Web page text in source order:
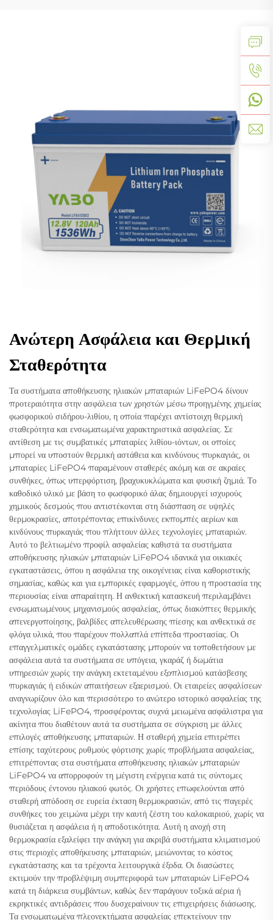
Ανώτερη Ασφάλεια και Θερμική
Σταθερότητα
Τα συστήματα αποθήκευσης ηλιακών μπαταριών LiFePO4 δίνουν
προτεραιότητα στην ασφάλεια των χρηστών μέσω προηγμένης χημείας
φωσφορικού σιδήρου-λιθίου, η οποία παρέχει αντίστοιχη θερμική
σταθερότητα και ενσωματωμένα χαρακτηριστικά ασφαλείας. Σε
αντίθεση με τις συμβατικές μπαταρίες λιθίου-ιόντων, οι οποίες
μπορεί να υποστούν θερμική αστάθεια και κινδύνους πυρκαγιάς, οι
μπαταρίες LiFePO4 παραμένουν σταθερές ακόμη και σε ακραίες
συνθήκες, όπως υπερφόρτιση, βραχυκυκλώματα και φυσική ζημιά. Το
καθοδικό υλικό με βάση το φωσφορικό άλας δημιουργεί ισχυρούς
χημικούς δεσμούς που αντιστέκονται στη διάσπαση σε υψηλές
θερμοκρασίες, αποτρέποντας επικίνδυνες εκπομπές αερίων και
κινδύνους πυρκαγιάς που πλήττουν άλλες τεχνολογίες μπαταριών.
Αυτό το βελτιωμένο προφίλ ασφαλείας καθιστά τα συστήματα
αποθήκευσης ηλιακών μπαταριών LiFePO4 ιδανικά για οικιακές
εγκαταστάσεις, όπου η ασφάλεια της οικογένειας είναι καθοριστικής
σημασίας, καθώς και για εμπορικές εφαρμογές, όπου η προστασία της
περιουσίας είναι απαραίτητη. Η ανθεκτική κατασκευή περιλαμβάνει
ενσωματωμένους μηχανισμούς ασφαλείας, όπως διακόπτες θερμικής
απενεργοποίησης, βαλβίδες απελευθέρωσης πίεσης και ανθεκτικά σε
φλόγα υλικά, που παρέχουν πολλαπλά επίπεδα προστασίας. Οι
επαγγελματικές ομάδες εγκατάστασης μπορούν να τοποθετήσουν με
ασφάλεια αυτά τα συστήματα σε υπόγεια, γκαράζ ή δωμάτια
υπηρεσιών χωρίς την ανάγκη εκτεταμένου εξοπλισμού κατάσβεσης
πυρκαγιάς ή ειδικών απαιτήσεων εξαερισμού. Οι εταιρείες ασφαλίσεων
αναγνωρίζουν όλο και περισσότερο το ανώτερο ιστορικό ασφαλείας της
τεχνολογίας LiFePO4, προσφέροντας συχνά μειωμένα ασφάλιστρα για
ακίνητα που διαθέτουν αυτά τα συστήματα σε σύγκριση με άλλες
επιλογές αποθήκευσης μπαταριών. Η σταθερή χημεία επιτρέπει
επίσης ταχύτερους ρυθμούς φόρτισης χωρίς προβλήματα ασφαλείας,
επιτρέποντας στα συστήματα αποθήκευσης ηλιακών μπαταριών
LiFePO4 να απορροφούν τη μέγιστη ενέργεια κατά τις σύντομες
περιόδους έντονου ηλιακού φωτός. Οι χρήστες επωφελούνται από
σταθερή απόδοση σε ευρεία έκταση θερμοκρασιών, από τις παγερές
συνθήκες του χειμώνα μέχρι την καυτή ζέστη του καλοκαιριού, χωρίς να
θυσιάζεται η ασφάλεια ή η αποδοτικότητα. Αυτή η ανοχή στη
θερμοκρασία εξαλείφει την ανάγκη για ακριβά συστήματα κλιματισμού
στις περιοχές αποθήκευσης μπαταριών, μειώνοντας το κόστος
εγκατάστασης και τα τρέχοντα λειτουργικά έξοδα. Οι διασώστες
εκτιμούν την προβλέψιμη συμπεριφορά των μπαταριών LiFePO4
κατά τη διάρκεια συμβάντων, καθώς δεν παράγουν τοξικά αέρια ή
εκρηκτικές αντιδράσεις που δυσχεραίνουν τις επιχειρήσεις διάσωσης.
Τα ενσωματωμένα πλεονεκτήματα ασφαλείας επεκτείνουν την